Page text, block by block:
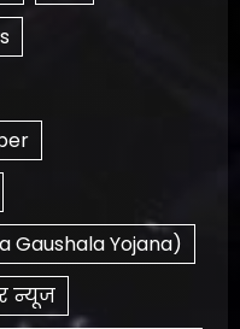
Gaushala Yojana)
न्यूज